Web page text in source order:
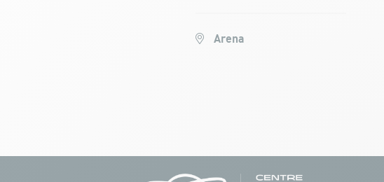
Arena